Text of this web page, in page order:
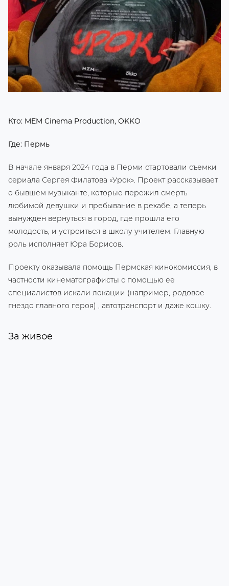
Кто: MEM Cinema Production, OKKO
Где: Пермь
В начале января 2024 года в Перми стартовали съемки
сериала Сергея Филатова «Урок». Проект рассказывает
о бывшем музыканте, которые пережил смерть
любимой девушки и пребывание в рехабе, а теперь
вынужден вернуться в город, где прошла его
молодость, и устроиться в школу учителем. Главную
роль исполняет Юра Борисов.
Проекту оказывала помощь Пермская кинокомиссия, в
частности кинематографисты с помощью ее
специалистов искали локации (например, родовое
гнездо главного героя) , автотранспорт и даже кошку.
За живое